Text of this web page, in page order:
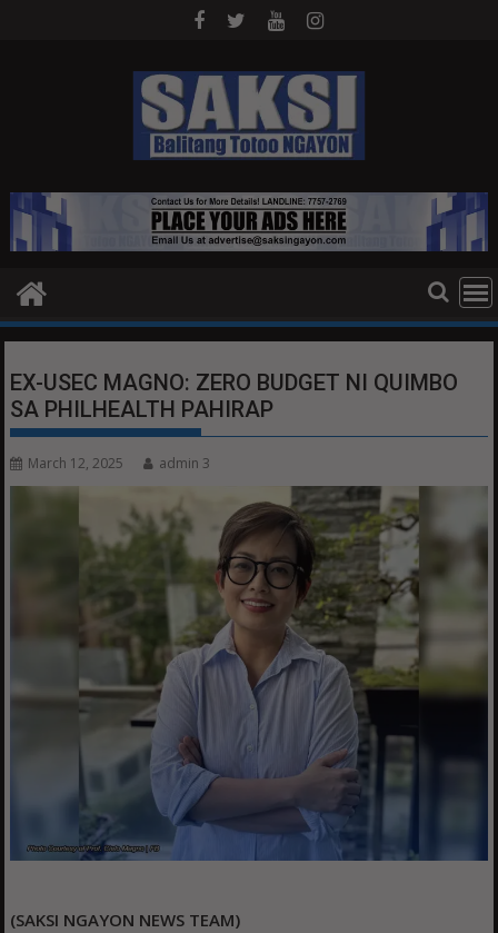
EX-USEC MAGNO: ZERO BUDGET NI QUIMBO
SA PHILHEALTH PAHIRAP
March 12, 2025 admin 3
(SAKSI NGAYON NEWS TEAM)